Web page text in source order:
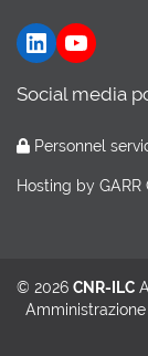
LinkedIn YouTube
Social media
Personnel
Hosting by GARR
© 2026 CNR-ILC